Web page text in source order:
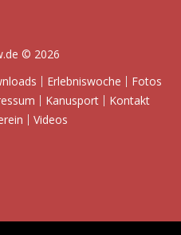
© 2026
Erlebniswoche
Fotos
Kanusport
Kontakt
Videos